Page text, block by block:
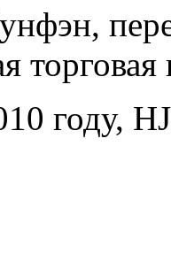
году,